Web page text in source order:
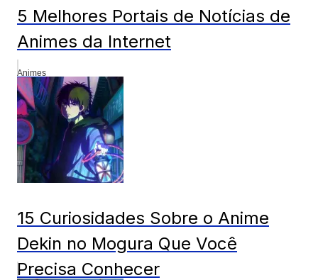
5 Melhores Portais de Notícias de
Animes da Internet
Animes
15 Curiosidades Sobre o Anime
Dekin no Mogura Que Você
Precisa Conhecer